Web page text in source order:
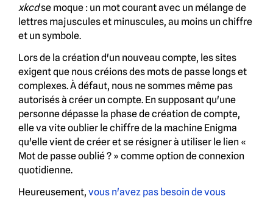
xkcdse moque : un mot courant avec un mélange de
lettres majuscules et minuscules, au moins un chiffre
et un symbole.
Lors de la création d'un nouveau compte, les sites
exigent que nous créions des mots de passe longs et
complexes. À défaut, nous ne sommes même pas
autorisés à créer un compte. En supposant qu'une
personne dépasse la phase de création de compte,
elle va vite oublier le chiffre de la machine Enigma
qu'elle vient de créer et se résigner à utiliser le lien «
Mot de passe oublié ? » comme option de connexion
quotidienne.
Heureusement, vous n'avez pas besoin de vous